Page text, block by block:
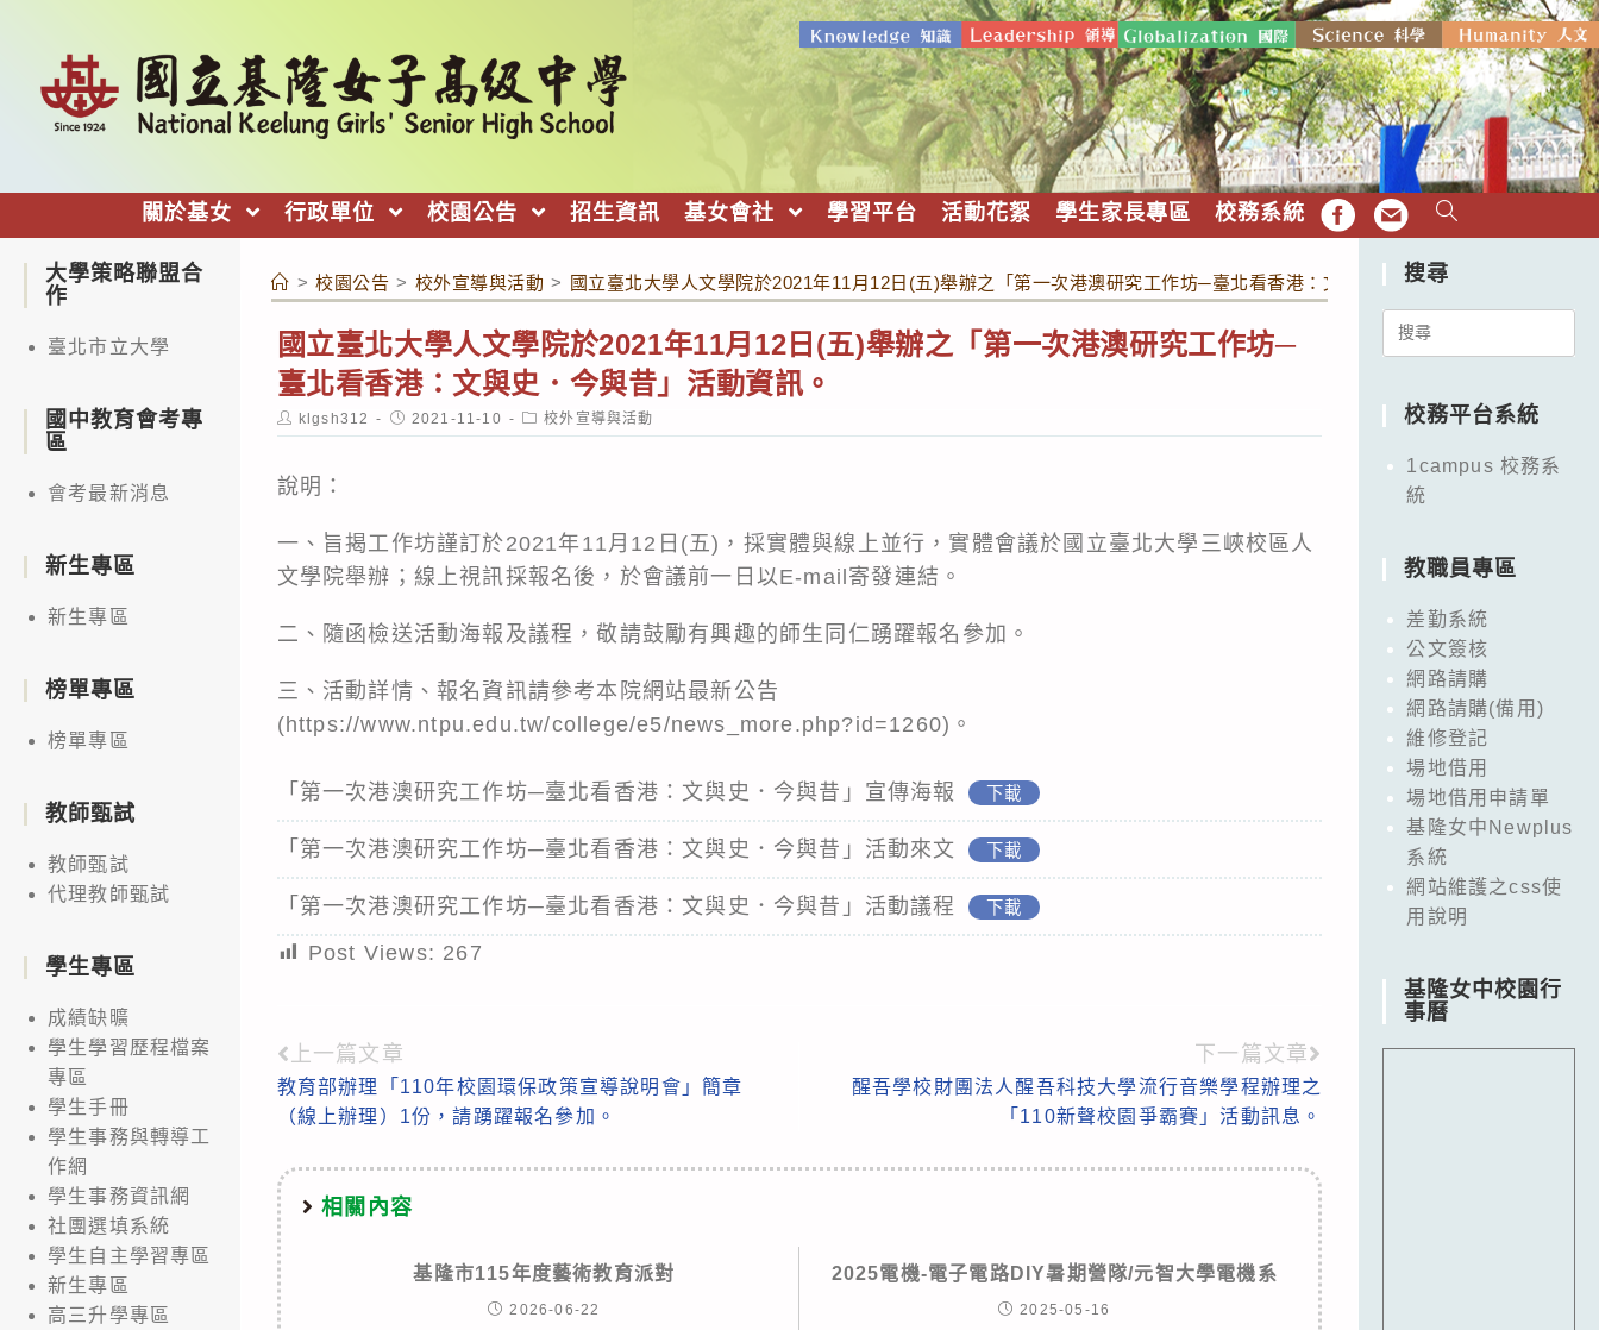
關於基女 行政單位 校園公告 招生資訊 基女會社 學習平台 活動花絮 學生家長專區 校務系統 FB EMAIL
> 校園公告 > 校外宣導與活動 > 國立臺北大學人文學院於2021年11月12日(五)舉辦之「第一次港澳研究工作坊─臺北看香港：文與史．今與昔」活動資訊。
國立臺北大學人文學院於2021年11月12日(五)舉辦之「第一次港澳研究工作坊─
臺北看香港：文與史．今與昔」活動資訊。
Post
author:
klgsh312
Post
published:
2021-11-10
Post
category:
校外宣導與活動
說明：
一、旨揭工作坊謹訂於2021年11月12日(五)，採實體與線上並行，實體會議於國立臺北大學三峽校區人
文學院舉辦；線上視訊採報名後，於會議前一日以E-mail寄發連結。
二、隨函檢送活動海報及議程，敬請鼓勵有興趣的師生同仁踴躍報名參加。
三、活動詳情、報名資訊請參考本院網站最新公告
(https://www.ntpu.edu.tw/college/e5/news_more.php?id=1260)。
「第一次港澳研究工作坊─臺北看香港：文與史．今與昔」宣傳海報 下載
「第一次港澳研究工作坊─臺北看香港：文與史．今與昔」活動來文 下載
「第一次港澳研究工作坊─臺北看香港：文與史．今與昔」活動議程 下載
Post Views: 267
Read
more
上一篇文章
教育部辦理「110年校園環保政策宣導說明會」簡章
（線上辦理）1份，請踴躍報名參加。
下一篇文章
醒吾學校財團法人醒吾科技大學流行音樂學程辦理之
「110新聲校園爭霸賽」活動訊息。
相關內容
基隆市115年度藝術教育派對
2026-06-22
2025電機-電子電路DIY暑期營隊/元智大學電機系
2025-05-16
大學策略聯盟合
作
臺北市立大學
國中教育會考專
區
會考最新消息
新生專區
新生專區
榜單專區
榜單專區
教師甄試
教師甄試
代理教師甄試
學生專區
成績缺曠
學生學習歷程檔案
專區
學生手冊
學生事務與轉導工
作網
學生事務資訊網
社團選填系統
學生自主學習專區
新生專區
高三升學專區
搜尋
Search
校務平台系統
1campus 校務系
統
教職員專區
差勤系統
公文簽核
網路請購
網路請購(備用)
維修登記
場地借用
場地借用申請單
基隆女中Newplus
系統
網站維護之css使
用說明
基隆女中校園行
事曆